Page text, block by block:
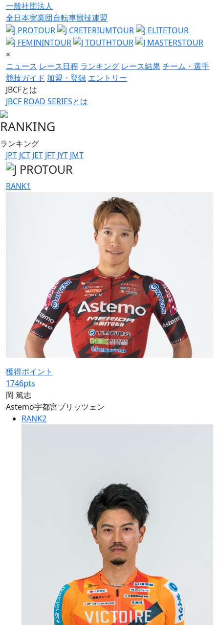
一般社団法人
全日本実業団自転車競技連盟
×
ニュース レース日程 ランキング レース結果チーム・選手
競技ガイド 加盟・登録 エントリー
JBCFとは
JBCF ROAD SERIESとは
RANKING
ランキング
JPT JCT JET JFT JYT JMT
RANK1
獲得ポイント
1746pts
岡 篤志
Astemo宇都宮ブリッツェン
RANK2